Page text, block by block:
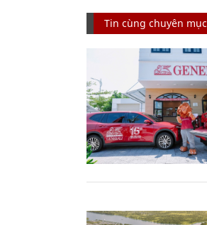
Tin cùng chuyên mục